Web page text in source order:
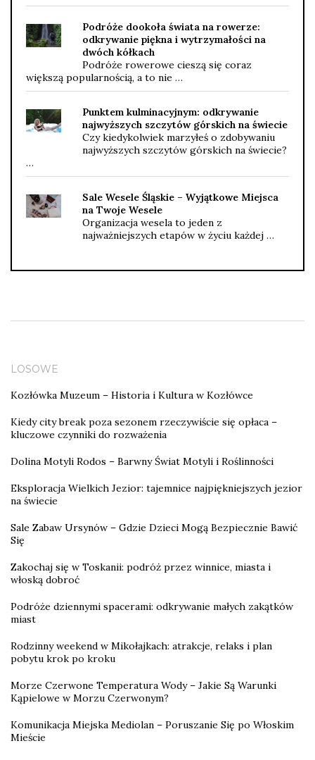
Podróże dookoła świata na rowerze:
odkrywanie piękna i wytrzymałości na
dwóch kółkach
Podróże rowerowe cieszą się coraz
większą popularnością, a to nie …
Punktem kulminacyjnym: odkrywanie
najwyższych szczytów górskich na świecie
Czy kiedykolwiek marzyłeś o zdobywaniu
najwyższych szczytów górskich na świecie?
…
Sale Wesele Śląskie – Wyjątkowe Miejsca
na Twoje Wesele
Organizacja wesela to jeden z
najważniejszych etapów w życiu każdej …
LOSOWE
Kozłówka Muzeum – Historia i Kultura w Kozłówce
Kiedy city break poza sezonem rzeczywiście się opłaca –
kluczowe czynniki do rozważenia
Dolina Motyli Rodos – Barwny Świat Motyli i Roślinności
Eksploracja Wielkich Jezior: tajemnice najpiękniejszych jezior
na świecie
Sale Zabaw Ursynów – Gdzie Dzieci Mogą Bezpiecznie Bawić
Się
Zakochaj się w Toskanii: podróż przez winnice, miasta i
włoską dobroć
Podróże dziennymi spacerami: odkrywanie małych zakątków
miast
Rodzinny weekend w Mikołajkach: atrakcje, relaks i plan
pobytu krok po kroku
Morze Czerwone Temperatura Wody – Jakie Są Warunki
Kąpielowe w Morzu Czerwonym?
Komunikacja Miejska Mediolan – Poruszanie Się po Włoskim
Mieście